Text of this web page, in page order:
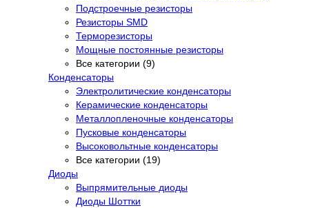
Подстроечные резисторы
Резисторы SMD
Терморезисторы
Мощные постоянные резисторы
Все категории (9)
Конденсаторы
Электролитические конденсаторы
Керамические конденсаторы
Металлопленочные конденсаторы
Пусковые конденсаторы
Высоковольтные конденсаторы
Все категории (19)
Диоды
Выпрямительные диоды
Диоды Шоттки